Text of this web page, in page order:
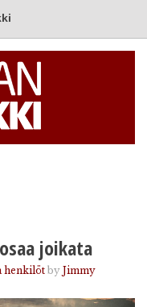
joikata
henkilöt by Jimmy